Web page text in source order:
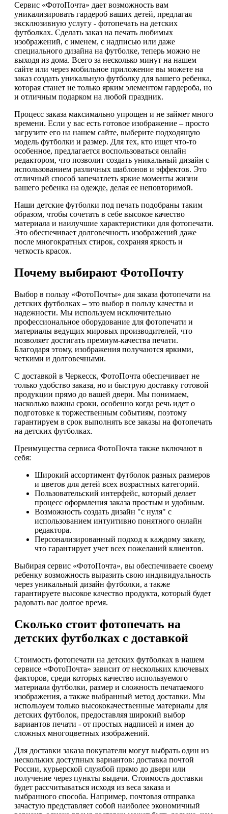
Сервис «ФотоПочта» дает возможность вам
уникализировать гардероб ваших детей, предлагая
эксклюзивную услугу - фотопечать на детских
футболках. Сделать заказ на печать любимых
изображений, с именем, с надписью или даже
специального дизайна на футболке, теперь можно не
выходя из дома. Всего за несколько минут на нашем
сайте или через мобильное приложение вы можете на
заказ создать уникальную футболку для вашего ребенка,
которая станет не только ярким элементом гардероба, но
и отличным подарком на любой праздник.
Процесс заказа максимально упрощен и не займет много
времени. Если у вас есть готовое изображение – просто
загрузите его на нашем сайте, выберите подходящую
модель футболки и размер. Для тех, кто ищет что-то
особенное, предлагается воспользоваться онлайн
редактором, что позволит создать уникальный дизайн с
использованием различных шаблонов и эффектов. Это
отличный способ запечатлеть яркие моменты жизни
вашего ребенка на одежде, делая ее неповторимой.
Наши детские футболки под печать подобраны таким
образом, чтобы сочетать в себе высокое качество
материала и наилучшие характеристики для фотопечати.
Это обеспечивает долговечность изображений даже
после многократных стирок, сохраняя яркость и
четкость красок.
Почему выбирают ФотоПочту
Выбор в пользу «ФотоПочты» для заказа фотопечати на
детских футболках – это выбор в пользу качества и
надежности. Мы используем исключительно
профессиональное оборудование для фотопечати и
материалы ведущих мировых производителей, что
позволяет достигать премиум-качества печати.
Благодаря этому, изображения получаются яркими,
четкими и долговечными.
С доставкой в Черкесск, ФотоПочта обеспечивает не
только удобство заказа, но и быструю доставку готовой
продукции прямо до вашей двери. Мы понимаем,
насколько важны сроки, особенно когда речь идет о
подготовке к торжественным событиям, поэтому
гарантируем в срок выполнять все заказы на фотопечать
на детских футболках.
Преимущества сервиса ФотоПочта также включают в
себя:
Широкий ассортимент футболок разных размеров
и цветов для детей всех возрастных категорий.
Пользовательский интерфейс, который делает
процесс оформления заказа простым и удобным.
Возможность создать дизайн "с нуля" с
использованием интуитивно понятного онлайн
редактора.
Персонализированный подход к каждому заказу,
что гарантирует учет всех пожеланий клиентов.
Выбирая сервис «ФотоПочта», вы обеспечиваете своему
ребенку возможность выразить свою индивидуальность
через уникальный дизайн футболки, а также
гарантируете высокое качество продукта, который будет
радовать вас долгое время.
Сколько стоит фотопечать на
детских футболках с доставкой
Стоимость фотопечати на детских футболках в нашем
сервисе «ФотоПочта» зависит от нескольких ключевых
факторов, среди которых качество используемого
материала футболки, размер и сложность печатаемого
изображения, а также выбранный метод доставки. Мы
используем только высококачественные материалы для
детских футболок, предоставляя широкий выбор
вариантов печати - от простых надписей и имен до
сложных многоцветных изображений.
Для доставки заказа покупатели могут выбрать один из
нескольких доступных вариантов: доставка почтой
России, курьерской службой прямо до двери или
получение через пункты выдачи. Стоимость доставки
будет рассчитываться исходя из веса заказа и
выбранного способа. Например, почтовая отправка
зачастую представляет собой наиболее экономичный